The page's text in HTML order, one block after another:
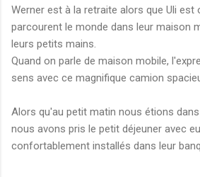
Werner est à la retraite alors que Uli est
parcourent le monde dans leur maison
leurs petits mains.
Quand on parle de maison mobile,
sens avec ce magnifique camion
Alors qu'au petit matin nous étions
nous avons pris le petit déjeuner avec
confortablement installés dans leur